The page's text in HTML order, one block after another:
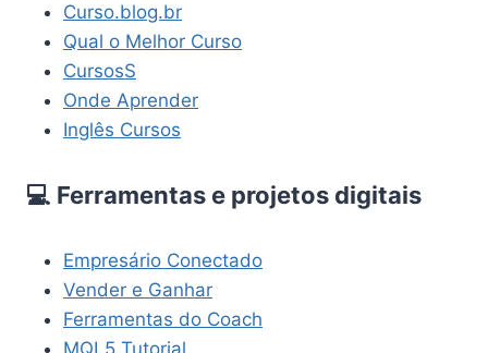
Curso.blog.br
Qual o Melhor Curso
CursosS
Onde Aprender
Inglês Cursos
💻 Ferramentas e projetos digitais
Empresário Conectado
Vender e Ganhar
Ferramentas do Coach